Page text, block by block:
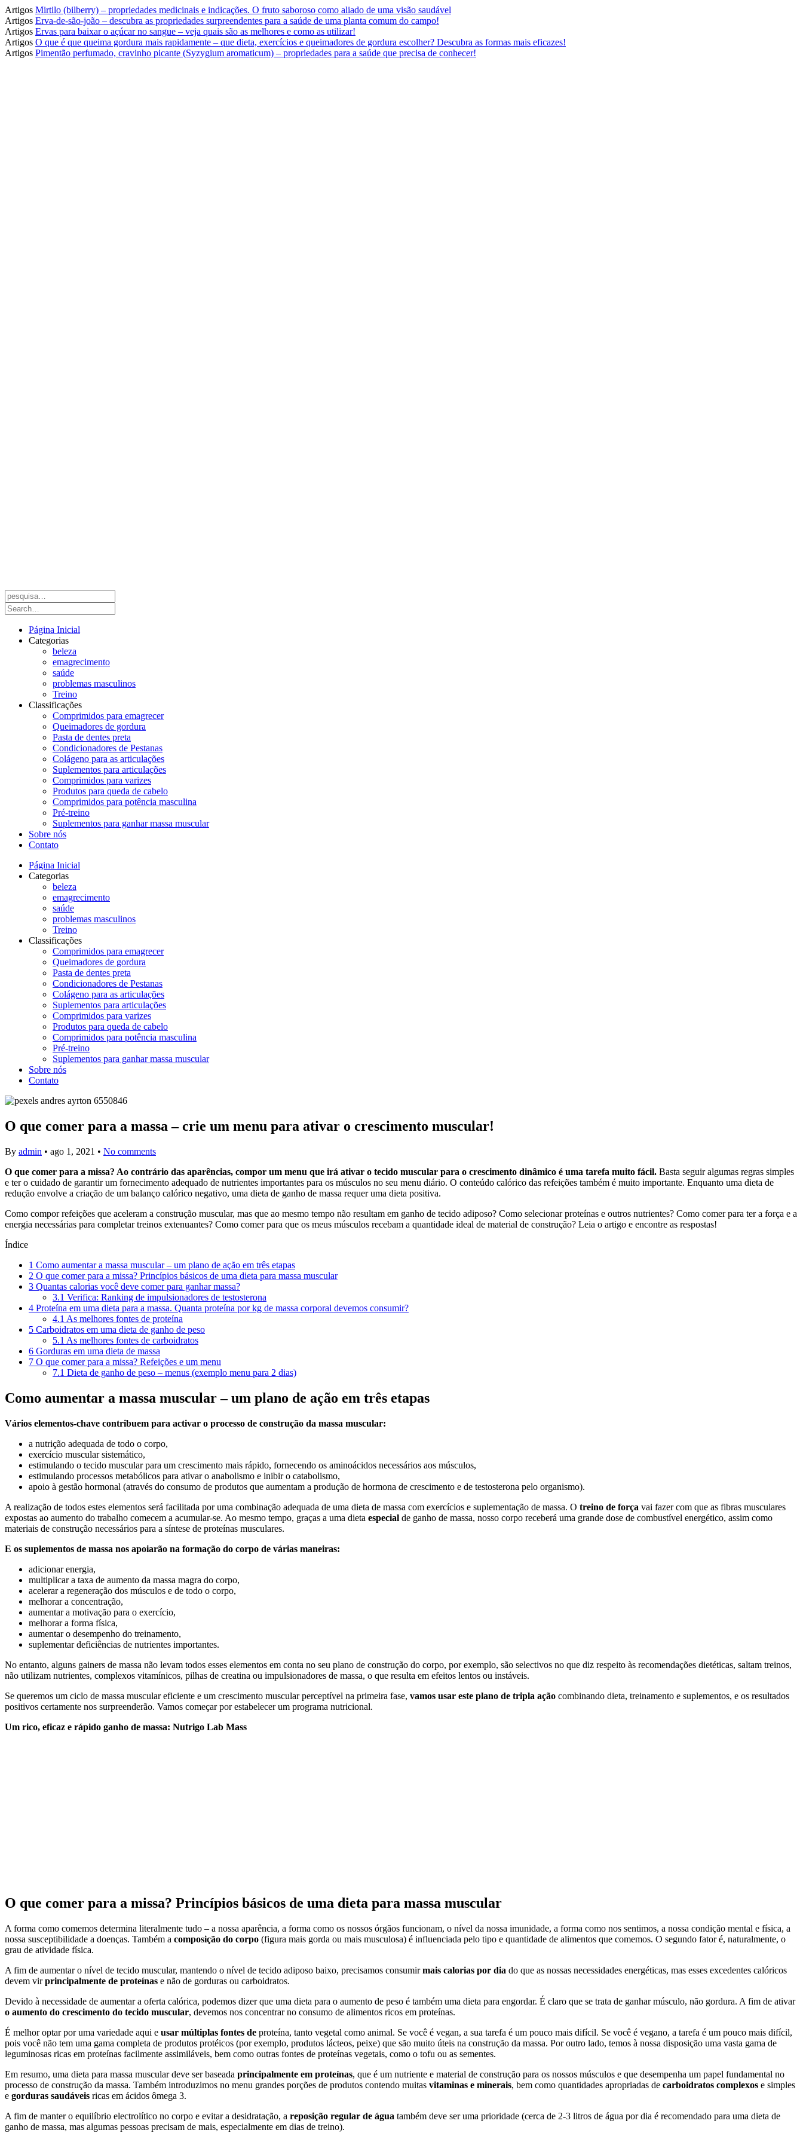
Artigos Mirtilo (bilberry) – propriedades medicinais e indicações. O fruto saboroso como aliado de uma visão saudável
Artigos Erva-de-são-joão – descubra as propriedades surpreendentes para a saúde de uma planta comum do campo!
Artigos Ervas para baixar o açúcar no sangue – veja quais são as melhores e como as utilizar!
Artigos O que é que queima gordura mais rapidamente – que dieta, exercícios e queimadores de gordura escolher? Descubra as formas mais eficazes!
Artigos Pimentão perfumado, cravinho picante (Syzygium aromaticum) – propriedades para a saúde que precisa de conhecer!
Página Inicial
Categorias
beleza
emagrecimento
saúde
problemas masculinos
Treino
Classificações
Comprimidos para emagrecer
Queimadores de gordura
Pasta de dentes preta
Condicionadores de Pestanas
Colágeno para as articulações
Suplementos para articulações
Comprimidos para varizes
Produtos para queda de cabelo
Comprimidos para potência masculina
Pré-treino
Suplementos para ganhar massa muscular
Sobre nós
Contato
Página Inicial
Categorias
beleza
emagrecimento
saúde
problemas masculinos
Treino
Classificações
Comprimidos para emagrecer
Queimadores de gordura
Pasta de dentes preta
Condicionadores de Pestanas
Colágeno para as articulações
Suplementos para articulações
Comprimidos para varizes
Produtos para queda de cabelo
Comprimidos para potência masculina
Pré-treino
Suplementos para ganhar massa muscular
Sobre nós
Contato
O que comer para a massa – crie um menu para ativar o crescimento muscular!
By admin • ago 1, 2021 • No comments
O que comer para a missa? Ao contrário das aparências, compor um menu que irá ativar o tecido muscular para o crescimento dinâmico é uma tarefa muito fácil. Basta seguir algumas regras simples
e ter o cuidado de garantir um fornecimento adequado de nutrientes importantes para os músculos no seu menu diário. O conteúdo calórico das refeições também é muito importante. Enquanto uma dieta de
redução envolve a criação de um balanço calórico negativo, uma dieta de ganho de massa requer uma dieta positiva.
Como compor refeições que aceleram a construção muscular, mas que ao mesmo tempo não resultam em ganho de tecido adiposo? Como selecionar proteínas e outros nutrientes? Como comer para ter a força e a
energia necessárias para completar treinos extenuantes? Como comer para que os meus músculos recebam a quantidade ideal de material de construção? Leia o artigo e encontre as respostas!
Índice
1 Como aumentar a massa muscular – um plano de ação em três etapas
2 O que comer para a missa? Princípios básicos de uma dieta para massa muscular
3 Quantas calorias você deve comer para ganhar massa?
3.1 Verifica: Ranking de impulsionadores de testosterona
4 Proteína em uma dieta para a massa. Quanta proteína por kg de massa corporal devemos consumir?
4.1 As melhores fontes de proteína
5 Carboidratos em uma dieta de ganho de peso
5.1 As melhores fontes de carboidratos
6 Gorduras em uma dieta de massa
7 O que comer para a missa? Refeições e um menu
7.1 Dieta de ganho de peso – menus (exemplo menu para 2 dias)
Como aumentar a massa muscular – um plano de ação em três etapas
Vários elementos-chave contribuem para activar o processo de construção da massa muscular:
a nutrição adequada de todo o corpo,
exercício muscular sistemático,
estimulando o tecido muscular para um crescimento mais rápido, fornecendo os aminoácidos necessários aos músculos,
estimulando processos metabólicos para ativar o anabolismo e inibir o catabolismo,
apoio à gestão hormonal (através do consumo de produtos que aumentam a produção de hormona de crescimento e de testosterona pelo organismo).
A realização de todos estes elementos será facilitada por uma combinação adequada de uma dieta de massa com exercícios e suplementação de massa. O treino de força vai fazer com que as fibras musculares
expostas ao aumento do trabalho comecem a acumular-se. Ao mesmo tempo, graças a uma dieta especial de ganho de massa, nosso corpo receberá uma grande dose de combustível energético, assim como
materiais de construção necessários para a síntese de proteínas musculares.
E os suplementos de massa nos apoiarão na formação do corpo de várias maneiras:
adicionar energia,
multiplicar a taxa de aumento da massa magra do corpo,
acelerar a regeneração dos músculos e de todo o corpo,
melhorar a concentração,
aumentar a motivação para o exercício,
melhorar a forma física,
aumentar o desempenho do treinamento,
suplementar deficiências de nutrientes importantes.
No entanto, alguns gainers de massa não levam todos esses elementos em conta no seu plano de construção do corpo, por exemplo, são selectivos no que diz respeito às recomendações dietéticas, saltam treinos,
não utilizam nutrientes, complexos vitamínicos, pilhas de creatina ou impulsionadores de massa, o que resulta em efeitos lentos ou instáveis.
Se queremos um ciclo de massa muscular eficiente e um crescimento muscular perceptível na primeira fase, vamos usar este plano de tripla ação combinando dieta, treinamento e suplementos, e os resultados
positivos certamente nos surpreenderão. Vamos começar por estabelecer um programa nutricional.
Um rico, eficaz e rápido ganho de massa: Nutrigo Lab Mass
O que comer para a missa? Princípios básicos de uma dieta para massa muscular
A forma como comemos determina literalmente tudo – a nossa aparência, a forma como os nossos órgãos funcionam, o nível da nossa imunidade, a forma como nos sentimos, a nossa condição mental e física, a
nossa susceptibilidade a doenças. Também a composição do corpo (figura mais gorda ou mais musculosa) é influenciada pelo tipo e quantidade de alimentos que comemos. O segundo fator é, naturalmente, o
grau de atividade física.
A fim de aumentar o nível de tecido muscular, mantendo o nível de tecido adiposo baixo, precisamos consumirmais calorias por dia do que as nossas necessidades energéticas, mas esses excedentes calóricos
devem virprincipalmente de proteínas e não de gorduras ou carboidratos.
Devido à necessidade de aumentar a oferta calórica, podemos dizer que uma dieta para o aumento de peso é também uma dieta para engordar. É claro que se trata de ganhar músculo, não gordura. A fim de ativar
o aumento do crescimento do tecido muscular, devemos nos concentrar no consumo de alimentos ricos em proteínas.
É melhor optar por uma variedade aqui e usar múltiplas fontes de proteína, tanto vegetal como animal. Se você é vegan, a sua tarefa é um pouco mais difícil. Se você é vegano, a tarefa é um pouco mais difícil,
pois você não tem uma gama completa de produtos protéicos (por exemplo, produtos lácteos, peixe) que são muito úteis na construção da massa. Por outro lado, temos à nossa disposição uma vasta gama de
leguminosas ricas em proteínas facilmente assimiláveis, bem como outras fontes de proteínas vegetais, como o tofu ou as sementes.
Em resumo, uma dieta para massa muscular deve ser baseada principalmente em proteínas, que é um nutriente e material de construção para os nossos músculos e que desempenha um papel fundamental no
processo de construção da massa. Também introduzimos no menu grandes porções de produtos contendo muitas vitaminas e minerais, bem como quantidades apropriadas de carboidratos complexos e simples
e gorduras saudáveis ricas em ácidos ômega 3.
A fim de manter o equilíbrio electrolítico no corpo e evitar a desidratação, a reposição regular de água também deve ser uma prioridade (cerca de 2-3 litros de água por dia é recomendado para uma dieta de
ganho de massa, mas algumas pessoas precisam de mais, especialmente em dias de treino).